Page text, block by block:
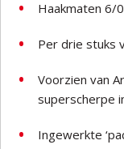
Haakmaten 6/
Per drie stuks
Voorzien van
superscherpe
Ingewerkte